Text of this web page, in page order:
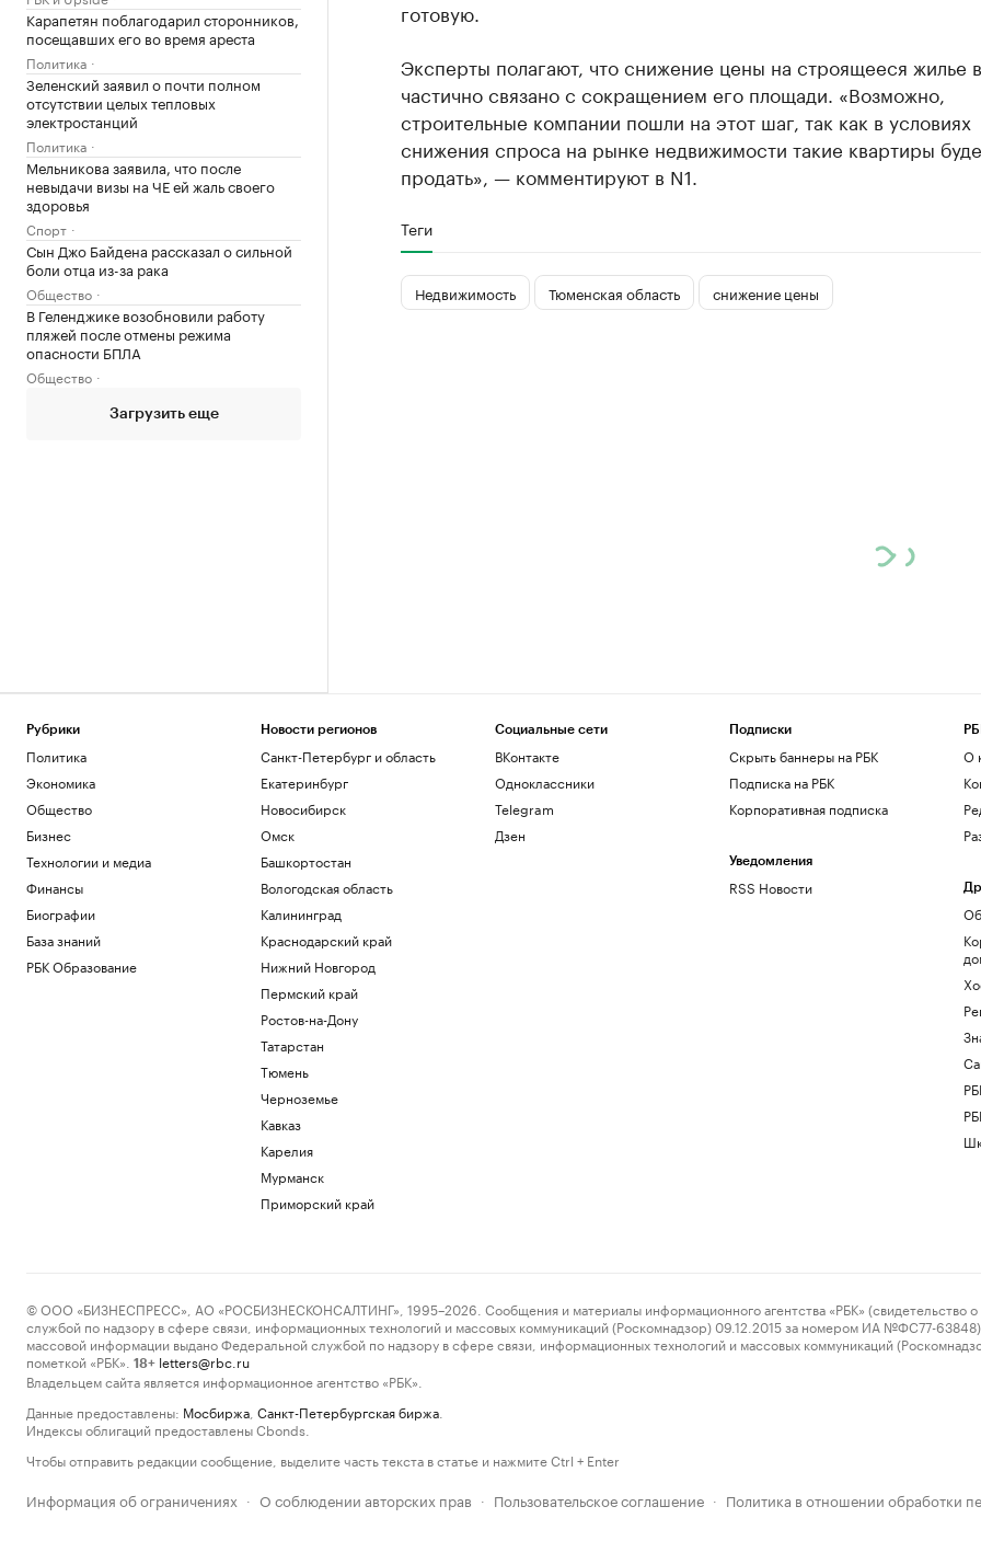
Карапетян поблагодарил сторонников,
посещавших его во время ареста
Политика
Зеленский заявил о почти полном
отсутствии целых тепловых
электростанций
Политика
Мельникова заявила, что после
невыдачи визы на ЧЕ ей жаль своего
здоровья
Спорт
Сын Джо Байдена рассказал о сильной
боли отца из-за рака
Общество
В Геленджике возобновили работу
пляжей после отмены режима
опасности БПЛА
Общество
Загрузить еще
готовую.
Эксперты полагают, что снижение цены на строящееся жилье
частично связано с сокращением его площади. «Возможно,
строительные компании пошли на этот шаг, так как в условиях
снижения спроса на рынке недвижимости такие квартиры
продать», — комментируют в N1.
Теги
Недвижимость Тюменская область снижение цены
Рубрики
Политика
Экономика
Общество
Бизнес
Технологии и медиа
Финансы
Биографии
База знаний
РБК Образование
Новости регионов
Санкт-Петербург и область
Екатеринбург
Новосибирск
Омск
Башкортостан
Вологодская область
Калининград
Краснодарский край
Нижний Новгород
Пермский край
Ростов-на-Дону
Татарстан
Тюмень
Черноземье
Кавказ
Карелия
Мурманск
Приморский край
Социальные сети
ВКонтакте
Одноклассники
Telegram
Дзен
Подписки
Скрыть баннеры на РБК
Подписка на РБК
Корпоративная подписка
Уведомления
RSS Новости
О
© ООО «БИЗНЕСПРЕСС», АО «РОСБИЗНЕСКОНСАЛТИНГ», 1995–2026. Сообщения и материалы информационного агентства «РБК» (свидетельство о
службой по надзору в сфере связи, информационных технологий и массовых коммуникаций (Роскомнадзор) 09.12.2015 за номером ИА №ФС77-63848)
массовой информации выдано Федеральной службой по надзору в сфере связи, информационных технологий и массовых коммуникаций
пометкой «РБК».
18+ letters@rbc.ru
Владельцем сайта является информационное агентство «РБК».
Данные предоставлены: Мосбиржа Санкт-Петербургская биржа
Индексы облигаций предоставлены Cbonds.
Чтобы отправить редакции сообщение, выделите часть текста в статье и нажмите Ctrl + Enter
Информация об ограничениях · О соблюдении авторских прав · Пользовательское соглашение · Политика в отношении обработки